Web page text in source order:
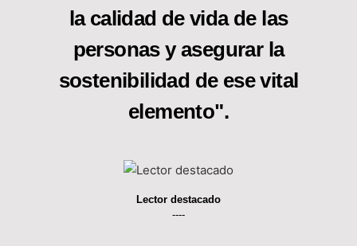
la calidad de vida de las
personas y asegurar la
sostenibilidad de ese vital
elemento".
Lector destacado
----